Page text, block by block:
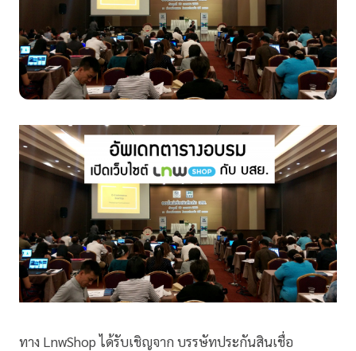
ทาง LnwShop ได้รับเชิญจาก บรรษัทประกันสินเชื่อ